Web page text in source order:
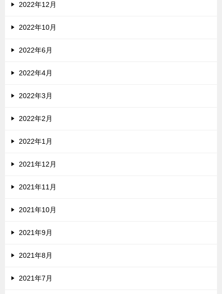
2022年12月
2022年10月
2022年6月
2022年4月
2022年3月
2022年2月
2022年1月
2021年12月
2021年11月
2021年10月
2021年9月
2021年8月
2021年7月